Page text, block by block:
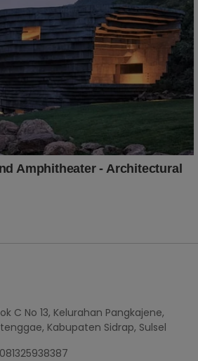
C No 13, Kelurahan Pangkajene,
Kabupaten Sidrap, Sulsel